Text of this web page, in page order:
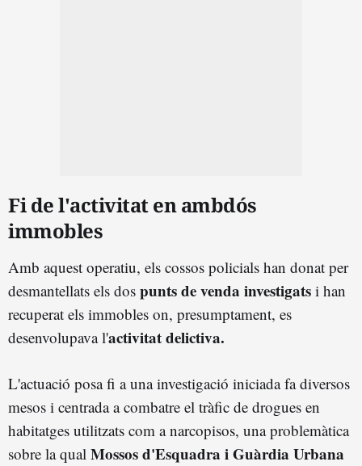
Fi de l'activitat en ambdós
immobles
Amb aquest operatiu, els cossos policials han donat per
desmantellats els dos punts de venda investigats i han
recuperat els immobles on, presumptament, es
desenvolupava l'activitat delictiva.
L'actuació posa fi a una investigació iniciada fa diversos
mesos i centrada a combatre el tràfic de drogues en
habitatges utilitzats com a narcopisos, una problemàtica
sobre la qual Mossos d'Esquadra i Guàrdia Urbana